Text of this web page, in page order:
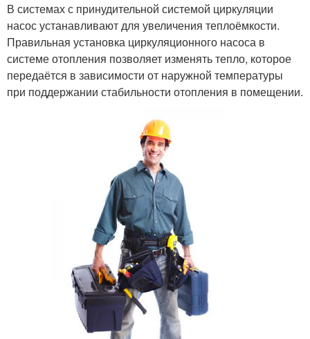
В системах с принудительной системой циркуляции
насос устанавливают для увеличения теплоёмкости.
Правильная установка циркуляционного насоса в
системе отопления позволяет изменять тепло, которое
передаётся в зависимости от наружной температуры
при поддержании стабильности отопления в помещении.